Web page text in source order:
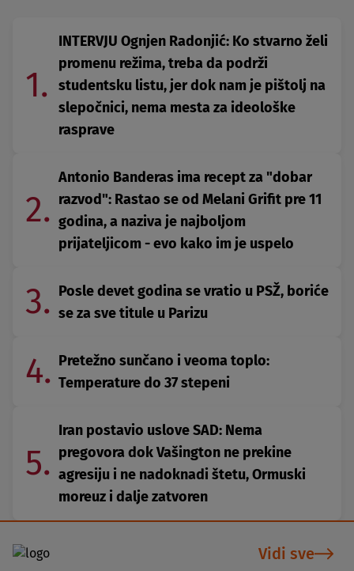
1.
INTERVJU Ognjen Radonjić: Ko stvarno želi
promenu režima, treba da podrži
studentsku listu, jer dok nam je pištolj na
slepočnici, nema mesta za ideološke
rasprave
2.
Antonio Banderas ima recept za "dobar
razvod": Rastao se od Melani Grifit pre 11
godina, a naziva je najboljom
prijateljicom - evo kako im je uspelo
3. Posle devet godina se vratio u PSŽ, boriće
se za sve titule u Parizu
4. Pretežno sunčano i veoma toplo:
Temperature do 37 stepeni
5.
Iran postavio uslove SAD: Nema
pregovora dok Vašington ne prekine
agresiju i ne nadoknadi štetu, Ormuski
moreuz i dalje zatvoren
Vidi sve